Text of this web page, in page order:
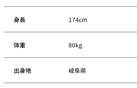
身長 174cm
体重 80kg
出身地 岐阜県